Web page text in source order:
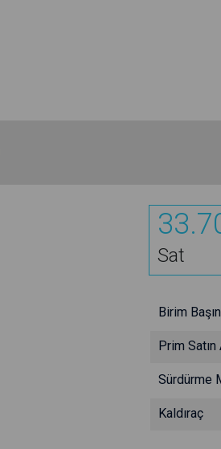
Sat
Birim
Prim Satın
Sürdürme
Kaldıraç